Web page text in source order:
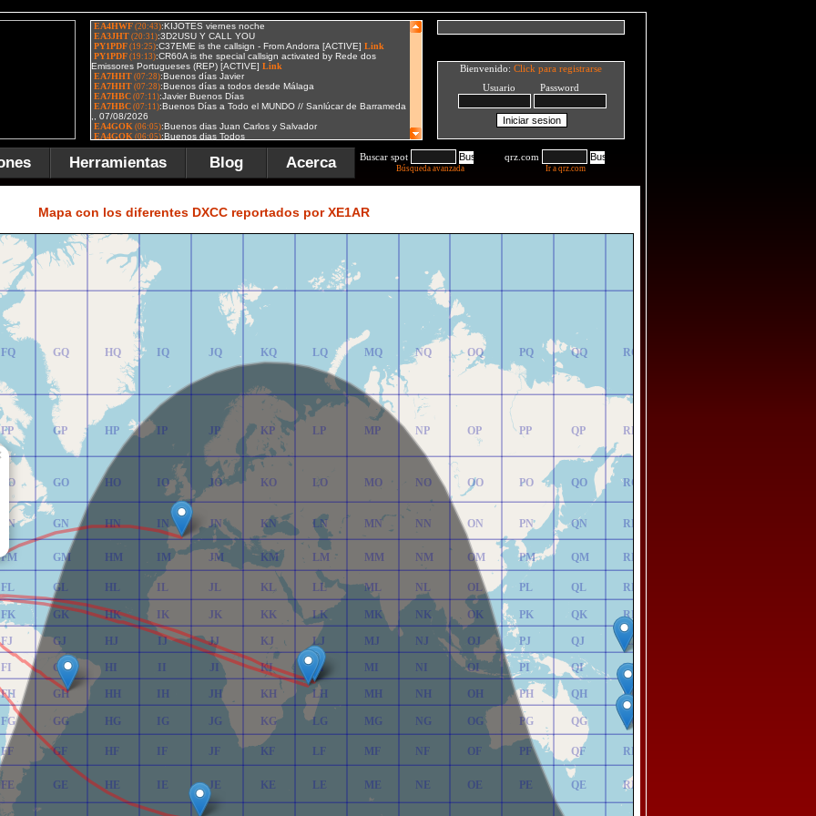
Bienvenido: Click para registrarse
Usuario Password
Herramientas Blog Acerca Buscar spot
Búsqueda avanzada
qrz.com
Ir a qrz.com
Mapa con los diferentes DXCC reportados por XE1AR
FE
FF
FG
FH
FI
FJ
FK
FL
FM
FN
FO
FP
FQ
FR
GE
GF
GG
GH
GI
GJ
GK
GL
GM
GN
GO
GP
GQ
GR
HE
HF
HG
HJ
HK
HL
HM
HN
HO
HP
HQ
HR
IE
IF
IG
IJ
IK
IL
IM
IN
IO
IP
IQ
IR
JE
JF
JG
JH
JI
JJ
JK
JL
JM
JN
JO
JP
JQ
JR
KE
KF
KG
KH
KI
KJ
KK
KL
KM
KN
KO
KP
KQ
KR
LE
LF
LG
LH
LI
LJ
LK
LL
LM
LN
LO
LP
LQ
LR
ME
MF
MG
MH
MI
MJ
MK
ML
MM
MN
MO
MP
MQ
MR
NE
NF
NG
NH
NI
NJ
NK
NL
NM
NN
NO
NP
NQ
NR
OE
OF
OG
OH
OI
OJ
OK
OL
OM
ON
OO
OP
OQ
OR
PE
PF
PG
PH
PI
PJ
PK
PL
PM
PN
PO
PP
PQ
PR
QE
QF
QG
QH
QI
QJ
QK
QL
QM
QN
QO
QP
QQ
QR
RE
RF
RG
RH
RI
RJ
RK
RL
RM
RN
RO
RP
RQ
RR